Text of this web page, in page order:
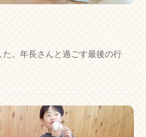
。年長さんと過ごす最後の行